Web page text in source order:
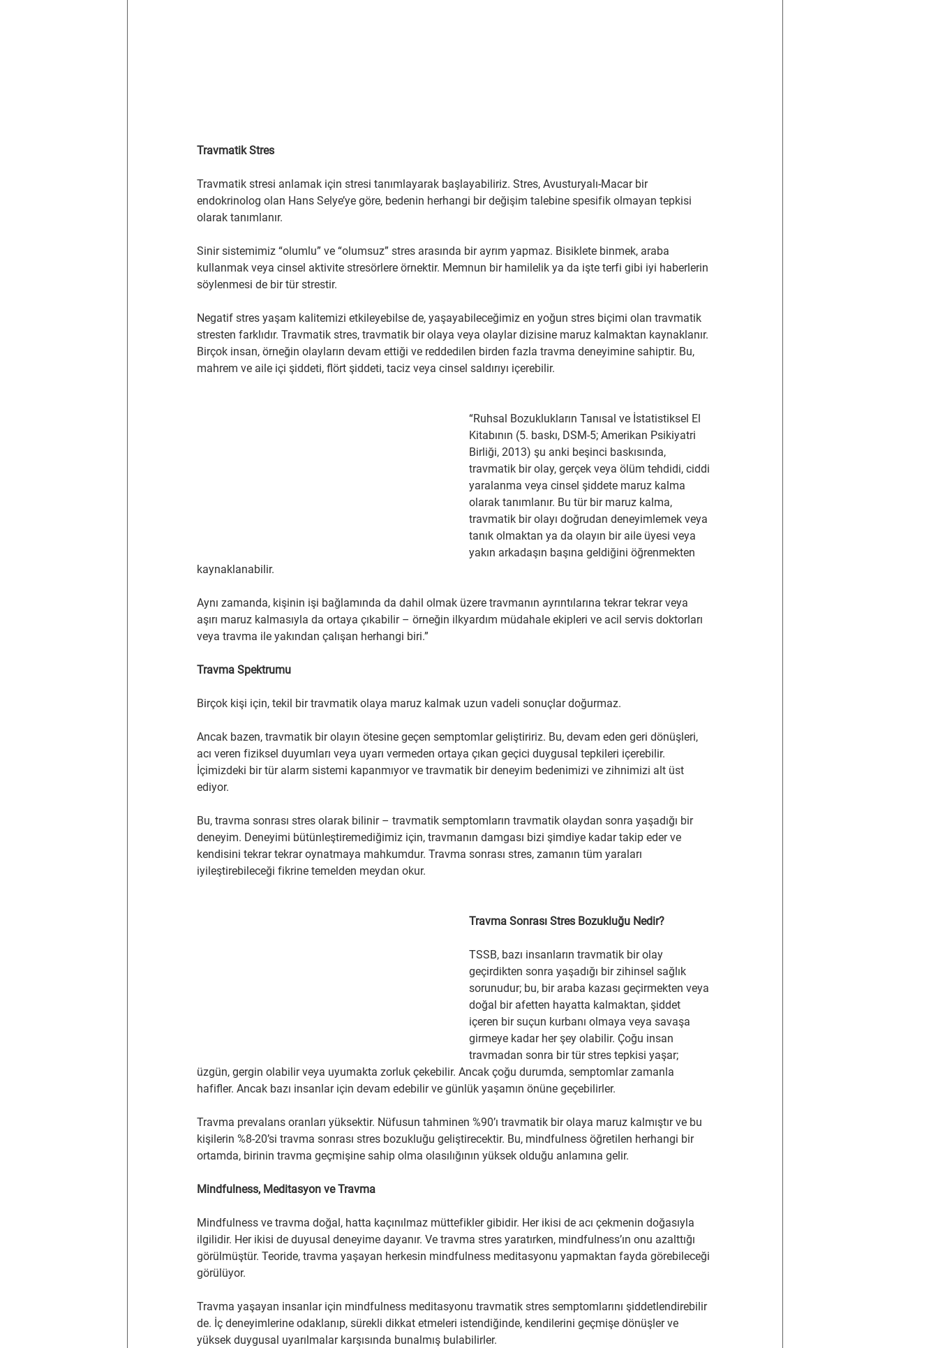
Travmatik Stres
Travmatik stresi anlamak için stresi tanımlayarak başlayabiliriz. Stres, Avusturyalı-Macar bir
endokrinolog olan Hans Selye’ye göre, bedenin herhangi bir değişim talebine spesifik olmayan tepkisi
olarak tanımlanır.
Sinir sistemimiz “olumlu” ve “olumsuz” stres arasında bir ayrım yapmaz. Bisiklete binmek, araba
kullanmak veya cinsel aktivite stresörlere örnektir. Memnun bir hamilelik ya da işte terfi gibi iyi haberlerin
söylenmesi de bir tür strestir.
Negatif stres yaşam kalitemizi etkileyebilse de, yaşayabileceğimiz en yoğun stres biçimi olan travmatik
stresten farklıdır. Travmatik stres, travmatik bir olaya veya olaylar dizisine maruz kalmaktan kaynaklanır.
Birçok insan, örneğin olayların devam ettiği ve reddedilen birden fazla travma deneyimine sahiptir. Bu,
mahrem ve aile içi şiddeti, flört şiddeti, taciz veya cinsel saldırıyı içerebilir.
“Ruhsal Bozuklukların Tanısal ve İstatistiksel El
Kitabının (5. baskı, DSM-5; Amerikan Psikiyatri
Birliği, 2013) şu anki beşinci baskısında,
travmatik bir olay, gerçek veya ölüm tehdidi, ciddi
yaralanma veya cinsel şiddete maruz kalma
olarak tanımlanır. Bu tür bir maruz kalma,
travmatik bir olayı doğrudan deneyimlemek veya
tanık olmaktan ya da olayın bir aile üyesi veya
yakın arkadaşın başına geldiğini öğrenmekten
kaynaklanabilir.
Aynı zamanda, kişinin işi bağlamında da dahil olmak üzere travmanın ayrıntılarına tekrar tekrar veya
aşırı maruz kalmasıyla da ortaya çıkabilir – örneğin ilkyardım müdahale ekipleri ve acil servis doktorları
veya travma ile yakından çalışan herhangi biri.”
Travma Spektrumu
Birçok kişi için, tekil bir travmatik olaya maruz kalmak uzun vadeli sonuçlar doğurmaz.
Ancak bazen, travmatik bir olayın ötesine geçen semptomlar geliştiririz. Bu, devam eden geri dönüşleri,
acı veren fiziksel duyumları veya uyarı vermeden ortaya çıkan geçici duygusal tepkileri içerebilir.
İçimizdeki bir tür alarm sistemi kapanmıyor ve travmatik bir deneyim bedenimizi ve zihnimizi alt üst
ediyor.
Bu, travma sonrası stres olarak bilinir – travmatik semptomların travmatik olaydan sonra yaşadığı bir
deneyim. Deneyimi bütünleştiremediğimiz için, travmanın damgası bizi şimdiye kadar takip eder ve
kendisini tekrar tekrar oynatmaya mahkumdur. Travma sonrası stres, zamanın tüm yaraları
iyileştirebileceği fikrine temelden meydan okur.
Travma Sonrası Stres Bozukluğu Nedir?
TSSB, bazı insanların travmatik bir olay
geçirdikten sonra yaşadığı bir zihinsel sağlık
sorunudur; bu, bir araba kazası geçirmekten veya
doğal bir afetten hayatta kalmaktan, şiddet
içeren bir suçun kurbanı olmaya veya savaşa
girmeye kadar her şey olabilir. Çoğu insan
travmadan sonra bir tür stres tepkisi yaşar;
üzgün, gergin olabilir veya uyumakta zorluk çekebilir. Ancak çoğu durumda, semptomlar zamanla
hafifler. Ancak bazı insanlar için devam edebilir ve günlük yaşamın önüne geçebilirler.
Travma prevalans oranları yüksektir. Nüfusun tahminen %90’ı travmatik bir olaya maruz kalmıştır ve bu
kişilerin %8-20’si travma sonrası stres bozukluğu geliştirecektir. Bu, mindfulness öğretilen herhangi bir
ortamda, birinin travma geçmişine sahip olma olasılığının yüksek olduğu anlamına gelir.
Mindfulness, Meditasyon ve Travma
Mindfulness ve travma doğal, hatta kaçınılmaz müttefikler gibidir. Her ikisi de acı çekmenin doğasıyla
ilgilidir. Her ikisi de duyusal deneyime dayanır. Ve travma stres yaratırken, mindfulness’ın onu azalttığı
görülmüştür. Teoride, travma yaşayan herkesin mindfulness meditasyonu yapmaktan fayda görebileceği
görülüyor.
Travma yaşayan insanlar için mindfulness meditasyonu travmatik stres semptomlarını şiddetlendirebilir
de. İç deneyimlerine odaklanıp, sürekli dikkat etmeleri istendiğinde, kendilerini geçmişe dönüşler ve
yüksek duygusal uyarılmalar karşısında bunalmış bulabilirler.